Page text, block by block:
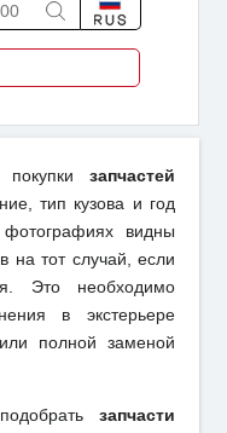
запчастей
тип кузова и год
видны
на тот случай, если
Это необходимо
в экстерьере
полной заменой
запчасти